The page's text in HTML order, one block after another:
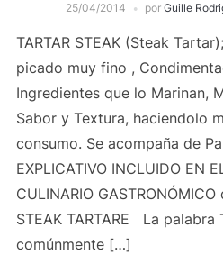
25/04/2014 por Guille
TARTAR STEAK (Steak
picado muy fino ,
Ingredientes que lo Marinan,
Sabor y Textura, haciendolo
consumo. Se acompaña de
EXPLICATIVO INCLUIDO EN
CULINARIO
STEAK TARTARE La palabra
comúnmente […]